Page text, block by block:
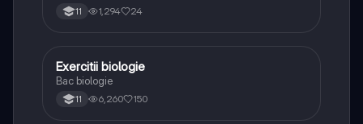
11 1,294 24
Biologie
Exercitii biologie
Bac biologie
11 6,260 150